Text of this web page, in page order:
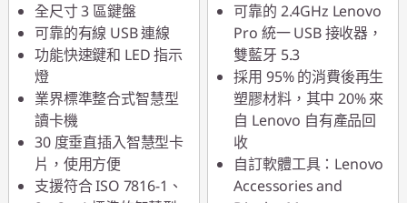
全尺寸 3 區鍵盤
可靠的有線 USB 連線
功能快速鍵和 LED 指示
燈
業界標準整合式智慧型
讀卡機
30 度垂直插入智慧型卡
片，使用方便
支援符合 ISO 7816-1、
可靠的 2.4GHz Lenovo
Pro 統一 USB 接收器，
雙藍牙 5.3
採用 95% 的消費後再生
塑膠材料，其中 20% 來
自 Lenovo 自有產品回
收
自訂軟體工具：Lenovo
Accessories and